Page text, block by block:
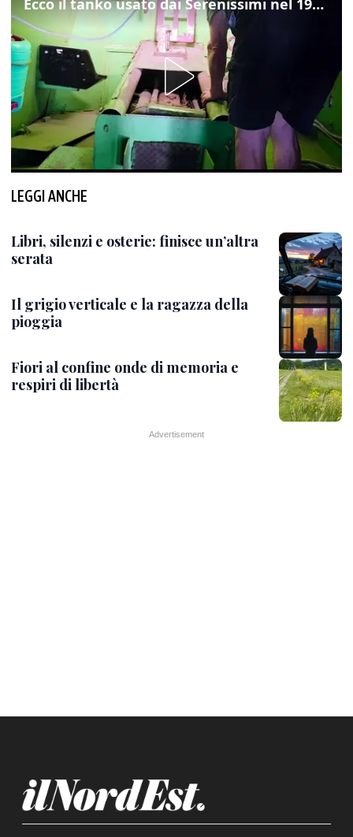
Ecco il tanko usato dai Serenissimi nel 1997 per il blitz a San Marco
LEGGI ANCHE
Libri, silenzi e osterie: finisce un’altra
serata
Il grigio verticale e la ragazza della
pioggia
Fiori al confine onde di memoria e
respiri di libertà